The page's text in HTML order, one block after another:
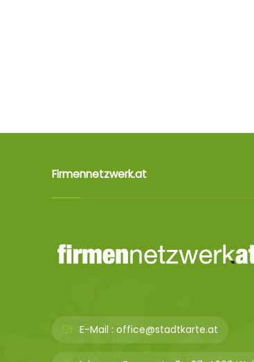
Firmennetzwerk.at
E-Mail : office@stadtkarte.at